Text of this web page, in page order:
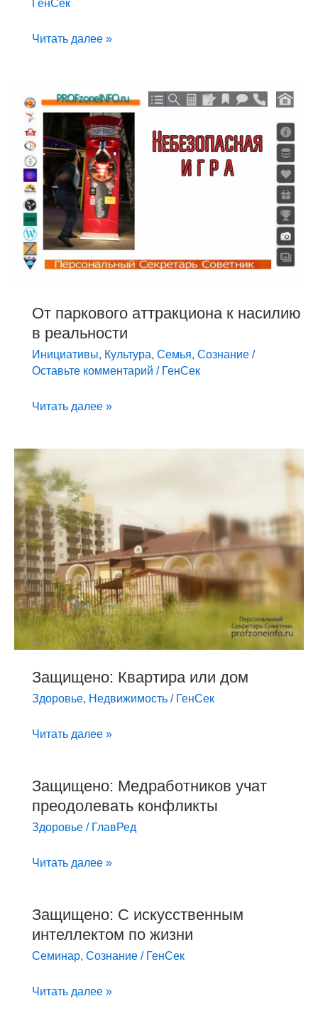
ГенСек
Читать далее »
От паркового аттракциона к насилию
в реальности
Инициативы, Культура, Семья, Сознание/
Оставьте комментарий / ГенСек
паркового
аттракциона
к
насилию
в
реальности
Читать далее »
Защищено: Квартира или дом
Здоровье, Недвижимость/ ГенСек
Защищено:
Квартира
или
дом
Читать далее »
Защищено: Медработников учат
преодолевать конфликты
Здоровье/ ГлавРед
Защищено:
Медработников
учат
конфликты
Читать далее »
Защищено: С искусственным
интеллектом по жизни
Семинар, Сознание/ ГенСек
Защищено:
С
искусственным
по
Читать далее »